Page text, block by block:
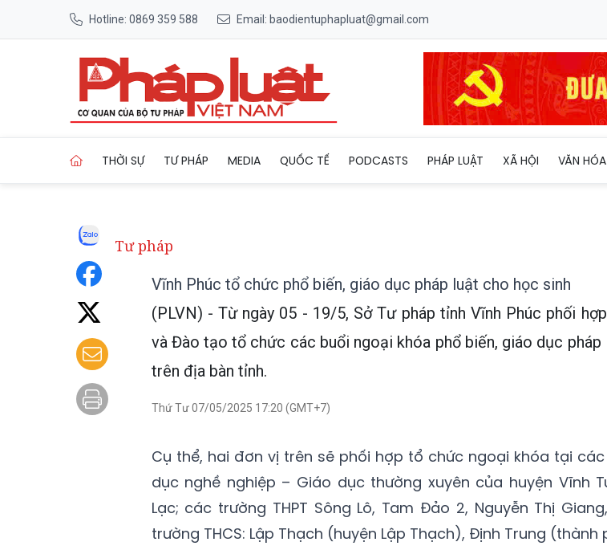
Hotline: 0869 359 588 Email: baodientuphapluat@gmail.com
THỜI SỰ TƯ PHÁP MEDIA QUỐC TẾ PODCASTS PHÁP LUẬT XÃ HỘI VĂN HÓA
Tư pháp
Vĩnh Phúc tổ chức phổ biến, giáo dục pháp luật cho học sinh
(PLVN) - Từ ngày 05 - 19/5, Sở Tư pháp tỉnh Vĩnh Phúc phối
và Đào tạo tổ chức các buổi ngoại khóa phổ biến, giáo dục pháp
trên địa bàn tỉnh.
Thứ Tư 07/05/2025 17:20 (GMT+7)
Cụ thể, hai đơn vị trên sẽ phối hợp tổ chức ngoại khóa tại
dục nghề nghiệp – Giáo dục thường xuyên của huyện Vĩnh
Lạc; các trường THPT Sông Lô, Tam Đảo 2, Nguyễn Thị
trường THCS: Lập Thạch (huyện Lập Thạch), Định Trung (thành